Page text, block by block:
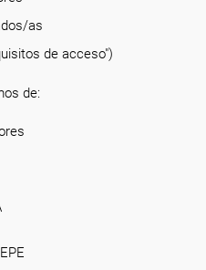
as
de acceso")
de: